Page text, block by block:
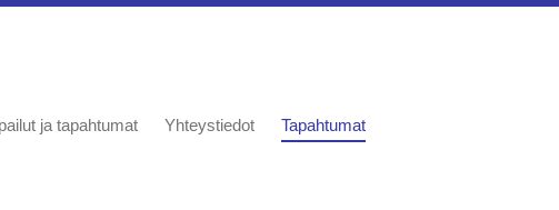
ja tapahtumat Yhteystiedot Tapahtumat